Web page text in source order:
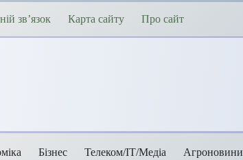
зв’язок Карта сайту Про сайт
Бізнес Телеком/ІТ/Медіа Агроновини